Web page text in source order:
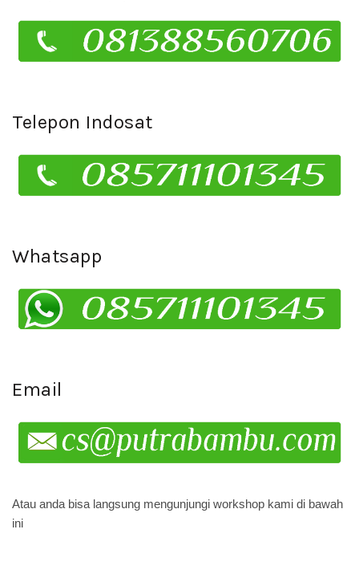
Telepon Indosat
Whatsapp
Email
Atau anda bisa langsung mengunjungi workshop kami di bawah
ini